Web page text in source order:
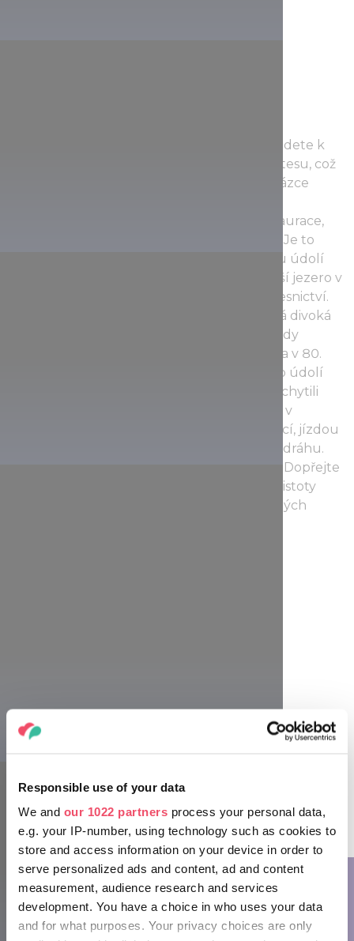
Responsible use of your data
We and our 1022 partners process your personal data,
e.g. your IP-number, using technology such as cookies to
store and access information on your device in order to
serve personalized ads and content, ad and content
measurement, audience research and services
development. You have a choice in who uses your data
and for what purposes. Your privacy choices are only
Budete-li pokračovat dále údolím, brzy dojdete k
pramenu Szikla, vyvěrajícímu ze svislého útesu, což
skýtá skutečně působivý pohled. Při procházce
minutách míjet pstruží farmu, včetně restaurace,
kde vám rádi naservírují uzeného pstruha. Je to
skvělé místo, kde tuto typickou pochoutku údolí
Szalajka můžete ochutnat. Poté, co největší jezero v
údolí celé obejdete, se ocitnete v Muzeu lesnictví.
Kousek dále, vpravo po cestě, se rozprostírá divoká
zahrada lákající návštěvníky především stády
muflonů a daňků, přivezených do Maďarska v 80.
letech 19. století. Po návratu ke vchodu do údolí
mohou všichni zkušení turisté, kteří právě chytili
druhý dech, vynaložit přebytečnou energii v
zábavním parku s nabídkou různých atrakcí, jízdou
po ocelovém laně počínaje až po bobovou dráhu.
Bobová dráha je navíc otevřena celoročně. Dopřejte
si bohatý díl aktivního odpočinku, užijte si čistoty
maďarského lesa, pamětihodností a lahodných